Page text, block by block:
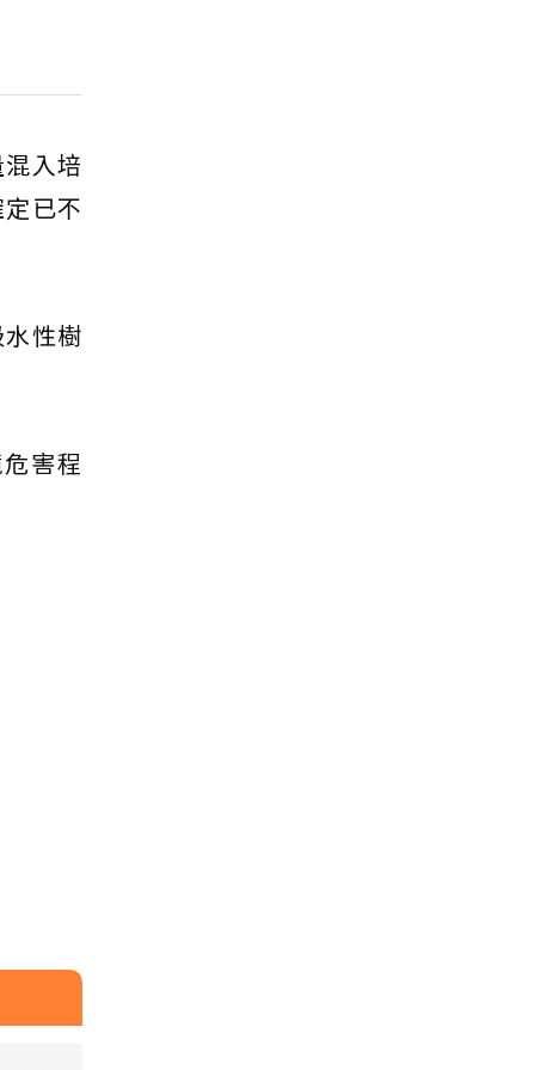
入培
已不
性樹
害程